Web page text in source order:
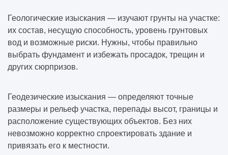
Геологические изыскания — изучают грунты на участке:
их состав, несущую способность, уровень грунтовых
вод и возможные риски. Нужны, чтобы правильно
выбрать фундамент и избежать просадок, трещин и
других сюрпризов.
Геодезические изыскания — определяют точные
размеры и рельеф участка, перепады высот, границы и
расположение существующих объектов. Без них
невозможно корректно спроектировать здание и
привязать его к местности.